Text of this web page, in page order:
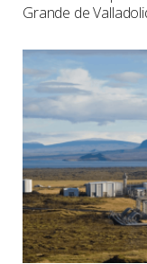
Grande de